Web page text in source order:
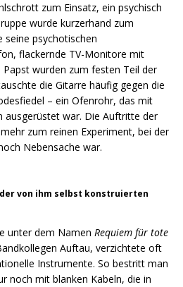
zum Einsatz, ein psychisch
wurde kurzerhand zum
seine psychotischen
flackernde TV-Monitore mit
Papst wurden zum festen Teil der
die Gitarre häufig gegen die
– ein Ofenrohr, das mit
ausgerüstet war. Die Auftritte der
zum reinen Experiment, bei der
Nebensache war.
der von ihm selbst konstruierten
unter dem Namen Requiem für tote
Auftau, verzichtete oft
Instrumente. So bestritt man
noch mit blanken Kabeln, die in